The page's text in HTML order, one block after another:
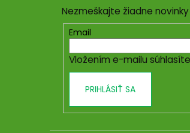
Nezmeškajte žiadne
Email
Vložením e-mailu
PRIHLÁSIŤ SA